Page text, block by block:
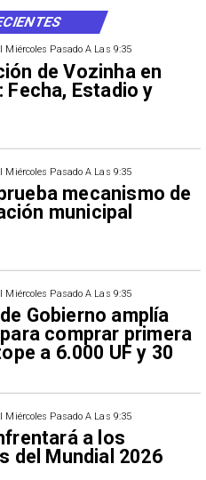
Miércoles Pasado A Las 9:35
de Vozinha en
Fecha, Estadio y
Miércoles Pasado A Las 9:35
mecanismo de
municipal
Miércoles Pasado A Las 9:35
Gobierno amplía
comprar primera
a 6.000 UF y 30
Miércoles Pasado A Las 9:35
a los
del Mundial 2026